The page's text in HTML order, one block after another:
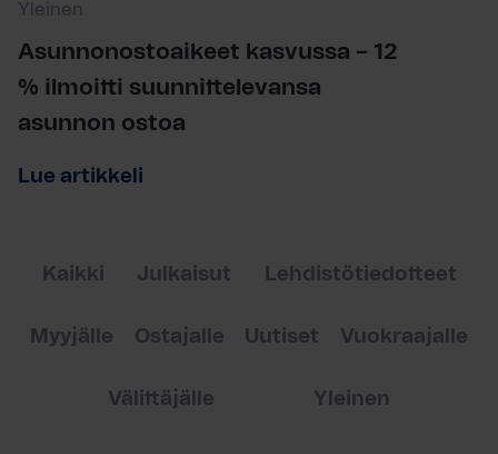
Yleinen
Asunnonostoaikeet kasvussa – 12
% ilmoitti suunnittelevansa
asunnon ostoa
Lue artikkeli
Kaikki Julkaisut Lehdistötiedotteet
Myyjälle Ostajalle Uutiset Vuokraajalle
Välittäjälle Yleinen